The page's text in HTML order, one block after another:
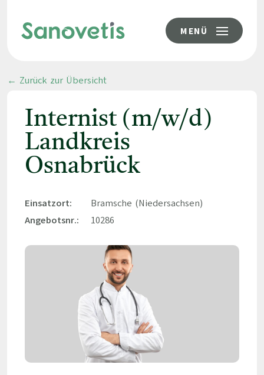
MENÜ
← Zurück zur Übersicht
Internist (m/w/d)
Landkreis
Osnabrück
Einsatzort:
Bramsche (Niedersachsen)
Angebotsnr.:
10286